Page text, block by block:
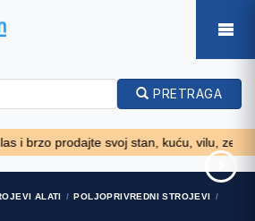
PRETRAGA
prodajte svoj stan, kuću, vilu,
33.310 EUR
ALATI POLJOPRIVREDNI STROJEVI